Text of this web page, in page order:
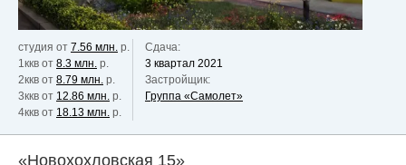
студия от 7.56 млн. р.
1ккв от 8.3 млн. р.
2ккв от 8.79 млн. р.
3ккв от 12.86 млн. р.
4ккв от 18.13 млн. р.
Сдача:
3 квартал 2021
Застройщик:
Группа «Самолет»
«Новохохловская 15»